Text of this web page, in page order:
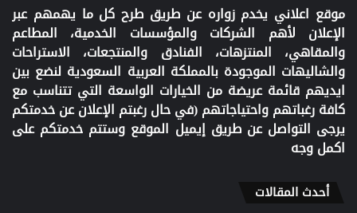
موقع اعلاني يخدم زواره عن طريق طرح كل ما يهمهم عبر
الإعلان لأهم الشركات والمؤسسات الخدمية، المطاعم
والمقاهي، المنتزهات، الفنادق والمنتجعات، الاستراحات
والشاليهات الموجودة بالمملكة العربية السعودية لنضع بين
ايديهم قائمة عريضة من الخيارات الواسعة التي تتناسب مع
كافة رغباتهم واحتياجاتهم (في حال رغبتم الإعلان عن خدمتكم
يرجى التواصل عن طريق إيميل الموقع وستتم خدمتكم على
اكمل وجه
أحدث المقالات